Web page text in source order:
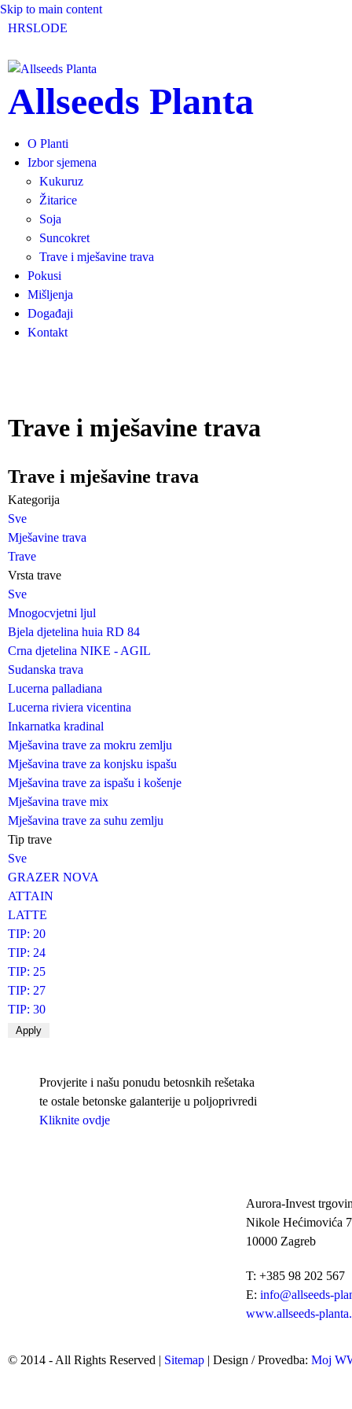
Skip to main content
HRSLODE
Allseeds Planta
O Planti
Izbor sjemena
Kukuruz
Žitarice
Soja
Suncokret
Trave i mješavine trava
Pokusi
Mišljenja
Događaji
Kontakt
Trave i mješavine trava
Trave i mješavine trava
Kategorija
Sve
Mješavine trava
Trave
Vrsta trave
Sve
Mnogocvjetni ljul
Bjela djetelina huia RD 84
Crna djetelina NIKE - AGIL
Sudanska trava
Lucerna palladiana
Lucerna riviera vicentina
Inkarnatka kradinal
Mješavina trave za mokru zemlju
Mješavina trave za konjsku ispašu
Mješavina trave za ispašu i košenje
Mješavina trave mix
Mješavina trave za suhu zemlju
Tip trave
Sve
GRAZER NOVA
ATTAIN
LATTE
TIP: 20
TIP: 24
TIP: 25
TIP: 27
TIP: 30
Provjerite i našu ponudu betosnkih rešetaka
te ostale betonske galanterije u poljoprivredi
Kliknite ovdje
Aurora-Invest
Nikole Hećimovića 7
10000 Zagreb
T: +385 98 202 567
E: info@allseeds-
www.allseeds-
© 2014 - All Rights Reserved | Sitemap | Design / Provedba: Moj